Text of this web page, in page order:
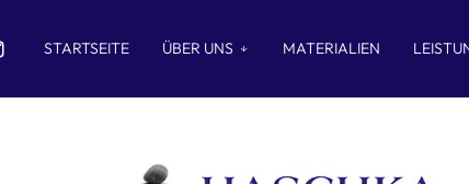
STARTSEITE ÜBER UNS MATERIALIEN